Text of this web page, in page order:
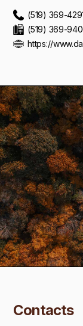
(519) 369-
(519) 369-
https://
Contacts